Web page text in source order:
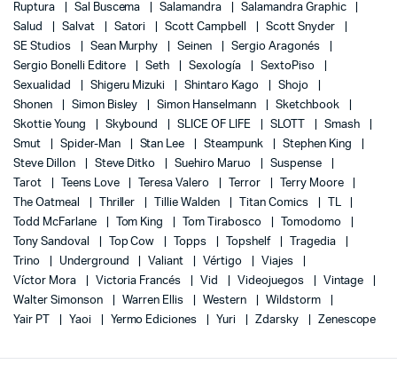
Ruptura
Sal Buscema Salamandra
Salamandra Graphic
Salud
Salvat Satori Scott Campbell
Scott Snyder
SE Studios
Sean Murphy Seinen
Sergio Aragonés
Sergio Bonelli Editore
Seth Sexología
SextoPiso
Sexualidad
Shigeru Mizuki Shintaro Kago
Shojo
Shonen
Simon Bisley Simon Hanselmann
Sketchbook
Skottie Young
Skybound SLICE OF LIFE SLOTT
Smash
Smut
Spider-Man Stan Lee Steampunk
Stephen King
Steve Dillon
Steve Ditko Suehiro Maruo
Suspense
Tarot
Teens Love Teresa Valero Terror
Terry Moore
The Oatmeal
Thriller Tillie Walden Titan Comics
TL
Todd McFarlane
Tom King Tom Tirabosco
Tomodomo
Tony Sandoval
Top Cow Topps Topshelf
Tragedia
Trino
Underground Valiant Vértigo
Viajes
Víctor Mora
Victoria Francés Vid Videojuegos
Vintage
Walter Simonson
Warren Ellis Western
Wildstorm
Yair PT
Yaoi Yermo Ediciones Yuri Zdarsky Zenescope